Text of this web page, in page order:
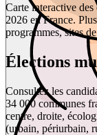
Carte interactive
2026 en France.
programmes, sites
Élections
Consultez les
34 000 communes
centre, droite,
(urbain, périurbain,